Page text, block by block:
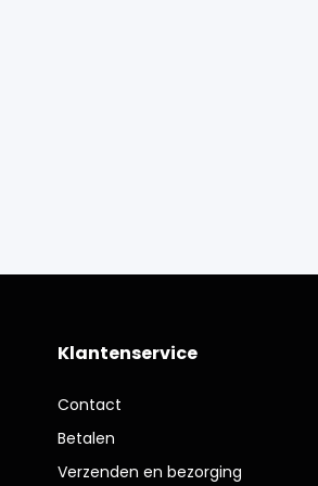
Klantenservice
Contact
Betalen
Verzenden en bezorging